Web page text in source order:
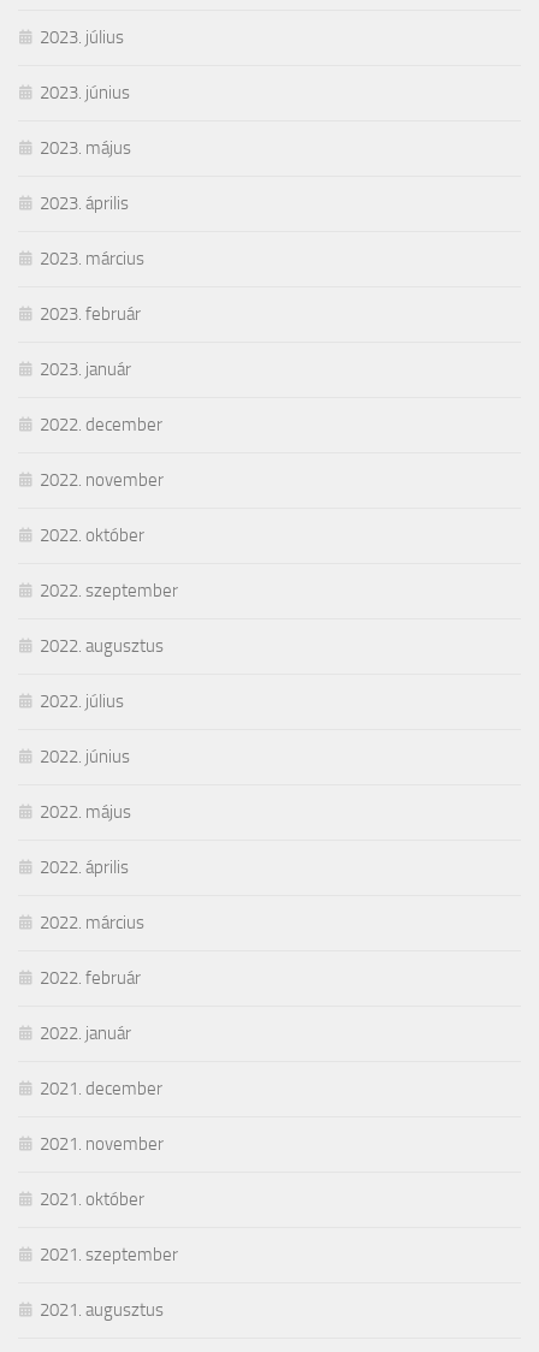
2023. július
2023. június
2023. május
2023. április
2023. március
2023. február
2023. január
2022. december
2022. november
2022. október
2022. szeptember
2022. augusztus
2022. július
2022. június
2022. május
2022. április
2022. március
2022. február
2022. január
2021. december
2021. november
2021. október
2021. szeptember
2021. augusztus